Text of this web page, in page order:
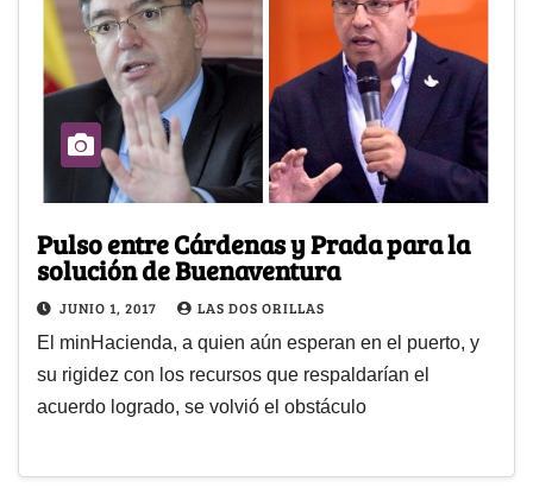
Pulso entre Cárdenas y Prada para la
solución de Buenaventura
JUNIO 1, 2017 LAS DOS ORILLAS
El minHacienda, a quien aún esperan en el puerto, y
su rigidez con los recursos que respaldarían el
acuerdo logrado, se volvió el obstáculo